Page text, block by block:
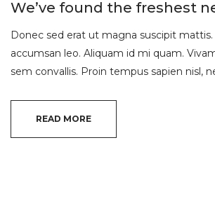
We’ve found the freshest
Donec sed erat ut magna suscipit
accumsan leo. Aliquam id mi quam.
sem convallis. Proin tempus sapien nisl,
READ MORE